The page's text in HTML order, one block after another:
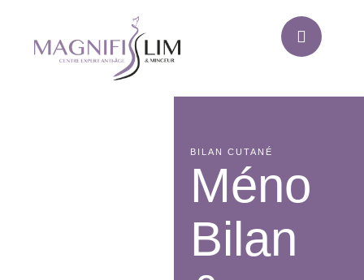
BILAN CUTANÉ
Méno
Bilan